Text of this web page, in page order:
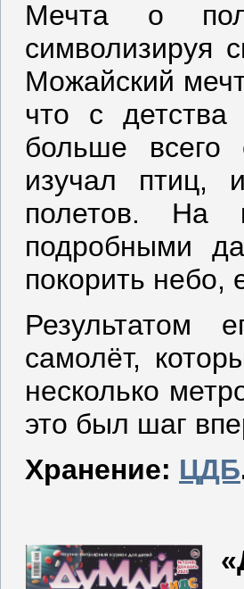
Мечта о
символизируя
Можайский
что с
больше всего
изучал птиц,
полетов. На
подробными
покорить небо,
Результатом
самолёт,
несколько
это был шаг
Хранение: ЦДБ